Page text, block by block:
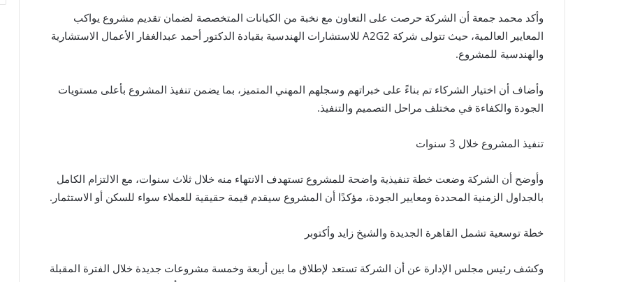
وأكد محمد جمعة أن الشركة حرصت على التعاون مع نخبة من الكيانات المتخصصة لضمان تقديم مشروع يواكب
المعايير العالمية، حيث تتولى شركة A2G2 للاستشارات الهندسية بقيادة الدكتور أحمد عبدالغفار الأعمال الاستشارية
والهندسية للمشروع.
وأضاف أن اختيار الشركاء تم بناءً على خبراتهم وسجلهم المهني المتميز، بما يضمن تنفيذ المشروع بأعلى مستويات
الجودة والكفاءة في مختلف مراحل التصميم والتنفيذ.
تنفيذ المشروع خلال 3 سنوات
وأوضح أن الشركة وضعت خطة تنفيذية واضحة للمشروع تستهدف الانتهاء منه خلال ثلاث سنوات، مع الالتزام الكامل
بالجداول الزمنية المحددة ومعايير الجودة، مؤكدًا أن المشروع سيقدم قيمة حقيقية للعملاء سواء للسكن أو الاستثمار.
خطة توسعية تشمل القاهرة الجديدة والشيخ زايد وأكتوبر
وكشف رئيس مجلس الإدارة عن أن الشركة تستعد لإطلاق ما بين أربعة وخمسة مشروعات جديدة خلال الفترة المقبلة